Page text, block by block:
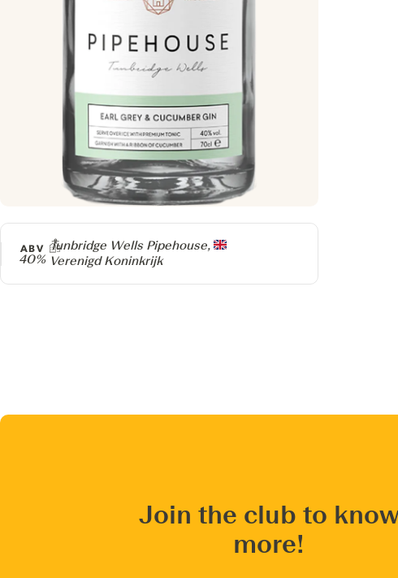
Producer
Tunbridge Wells Pipehouse,
Verenigd Koninkrijk
ABV
40%
Join the club to know
more!